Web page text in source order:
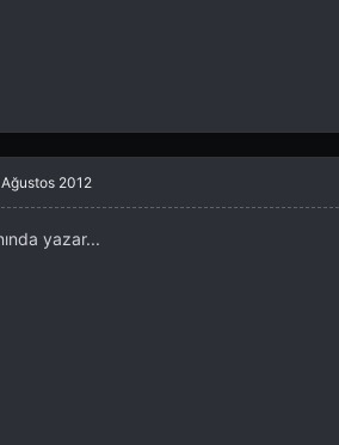
2012
yazar...